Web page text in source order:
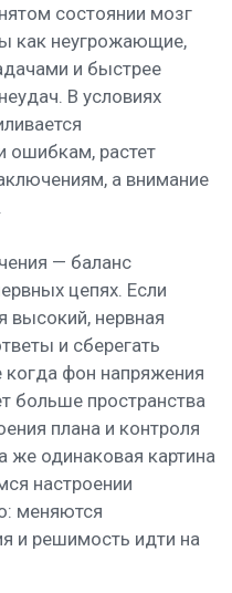
состоянии мозг
как неугрожающие,
и быстрее
В условиях
ошибкам, растет
а внимание
— баланс
цепях. Если
нервная
и сберегать
когда фон напряжения
больше пространства
плана и контроля
же одинаковая картина
настроении
меняются
и решимость идти на